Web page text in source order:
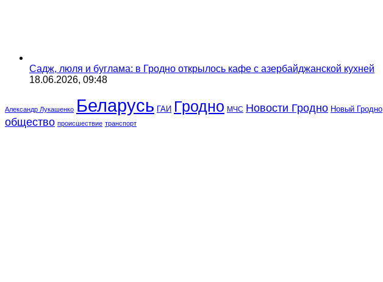
Садж, люля и буглама: в Гродно открылось кафе с азербайджанской кухней
18.06.2026, 09:48
Александр Лукашенко Беларусь ГАИ Гродно МЧС Новости Гродно Новый Гродно
общество происшествие транспорт